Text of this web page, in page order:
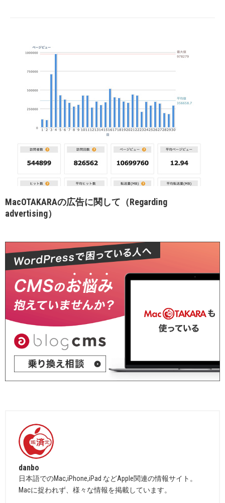
MacOTAKARAの広告に関して（Regarding
advertising）
danbo
日本語でのMac,iPhone,iPad などApple関連の情報サイト。
Macに捉われず、様々な情報を掲載しています。